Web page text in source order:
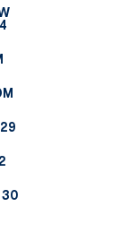
30